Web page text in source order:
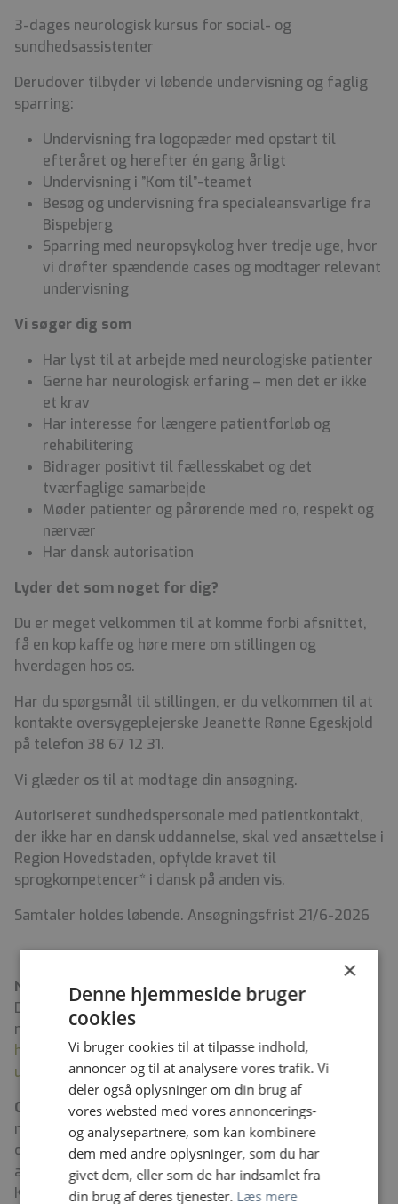
3-dages neurologisk kursus for social- og
sundhedsassistenter
Derudover tilbyder vi løbende undervisning og faglig
sparring:
Undervisning fra logopæder med opstart til
efteråret og herefter én gang årligt
Undervisning i ”Kom til”-teamet
Besøg og undervisning fra specialeansvarlige fra
Bispebjerg
Sparring med neuropsykolog hver tredje uge, hvor
vi drøfter spændende cases og modtager relevant
undervisning
Vi søger dig som
Har lyst til at arbejde med neurologiske patienter
Gerne har neurologisk erfaring – men det er ikke
et krav
Har interesse for længere patientforløb og
rehabilitering
Bidrager positivt til fællesskabet og det
tværfaglige samarbejde
Møder patienter og pårørende med ro, respekt og
nærvær
Har dansk autorisation
Lyder det som noget for dig?
Du er meget velkommen til at komme forbi afsnittet,
få en kop kaffe og høre mere om stillingen og
hverdagen hos os.
Har du spørgsmål til stillingen, er du velkommen til at
kontakte oversygeplejerske Jeanette Rønne Egeskjold
på telefon 38 67 12 31.
Vi glæder os til at modtage din ansøgning.
Autoriseret sundhedspersonale med patientkontakt,
der ikke har en dansk uddannelse, skal ved ansættelse i
Region Hovedstaden, opfylde kravet til
sprogkompetencer* i dansk på anden vis.
Samtaler holdes løbende. Ansøgningsfrist 21/6-2026
Nysgerrig på jobbet og livet på øen
Du kan møde nogle af vores medarbejdere her og læse
mere om vores strategi, særkende og livet på øen:
https://www.bornholmshospital.dk/job-og-
uddannelse/Sider/default.aspx
Om livet på Bornholm:Bornholm er på mange måder
noget særligt. Vi har vandfald, klipper, havets brusen
og det fineste sand. Alt sammen inden for kort
afstand. Vi nyder øens mange kvalitetsfulde råvarer.
Kultur- og fritidslivet markerer sig med musik- og
×
Denne hjemmeside bruger
cookies
Vi bruger cookies til at tilpasse indhold,
annoncer og til at analysere vores trafik. Vi
deler også oplysninger om din brug af
vores websted med vores annoncerings-
og analysepartnere, som kan kombinere
dem med andre oplysninger, som du har
givet dem, eller som de har indsamlet fra
din brug af deres tjenester. Læs mere